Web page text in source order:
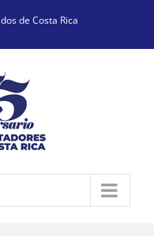
de Costa Rica